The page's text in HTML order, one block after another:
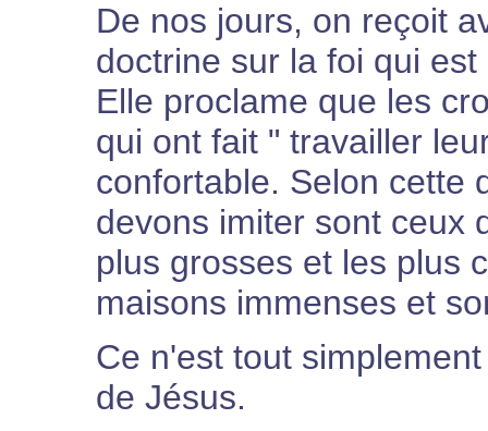
De nos jours, on reçoit
doctrine sur la foi qui
Elle proclame que les
qui ont fait " travailler
confortable. Selon cette
devons imiter sont ceux
plus grosses et les plus
maisons immenses et
Ce n'est tout
de Jésus.